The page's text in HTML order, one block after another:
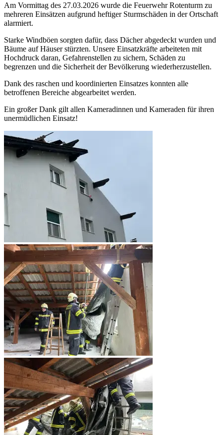
Am Vormittag des 27.03.2026 wurde die Feuerwehr Rotenturm zu
mehreren Einsätzen aufgrund heftiger Sturmschäden in der Ortschaft
alarmiert.
Starke Windböen sorgten dafür, dass Dächer abgedeckt wurden und
Bäume auf Häuser stürzten. Unsere Einsatzkräfte arbeiteten mit
Hochdruck daran, Gefahrenstellen zu sichern, Schäden zu
begrenzen und die Sicherheit der Bevölkerung wiederherzustellen.
Dank des raschen und koordinierten Einsatzes konnten alle
betroffenen Bereiche abgearbeitet werden.
Ein großer Dank gilt allen Kameradinnen und Kameraden für ihren
unermüdlichen Einsatz!